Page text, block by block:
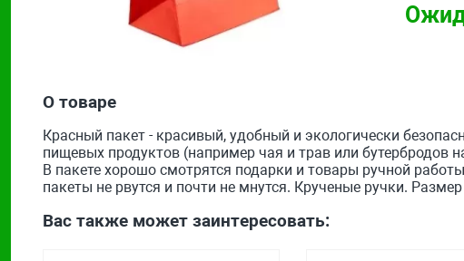
О товаре
Красный пакет - красивый, удобный и экологически
пищевых продуктов (например чая и трав или бутербродов
В пакете хорошо смотрятся подарки и товары ручной
пакеты не рвутся и почти не мнутся. Крученые ручки.
Вас также может заинтересовать: